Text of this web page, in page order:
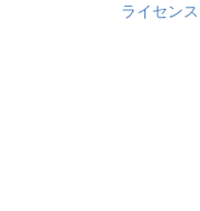
ライセン